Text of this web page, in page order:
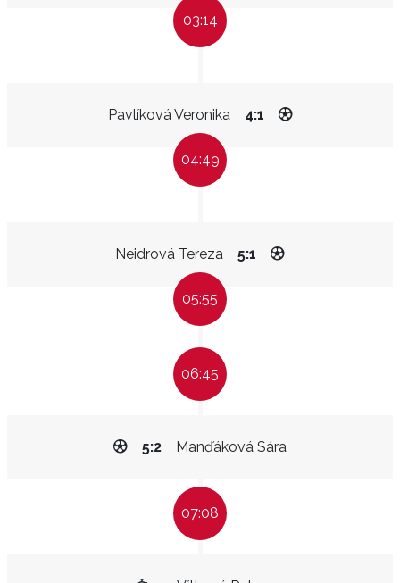
03:14
Pavlíková Veronika 4:1
04:49
Neidrová Tereza 5:1
05:55
06:45
Manďáková Sára
5:2
07:08